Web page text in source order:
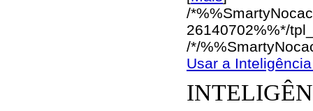
/
26140702%%*/
/*/
Usar a